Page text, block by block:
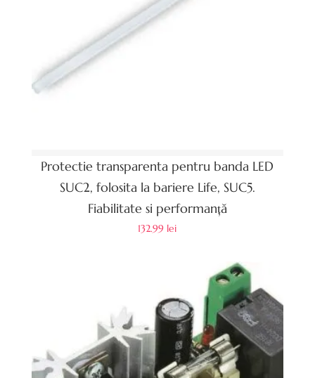
Protectie transparenta pentru banda LED
SUC2, folosita la bariere Life, SUC5.
Fiabilitate si performanță
132.99 lei